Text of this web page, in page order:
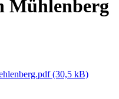
Mühlenberg
(30,5 kB)